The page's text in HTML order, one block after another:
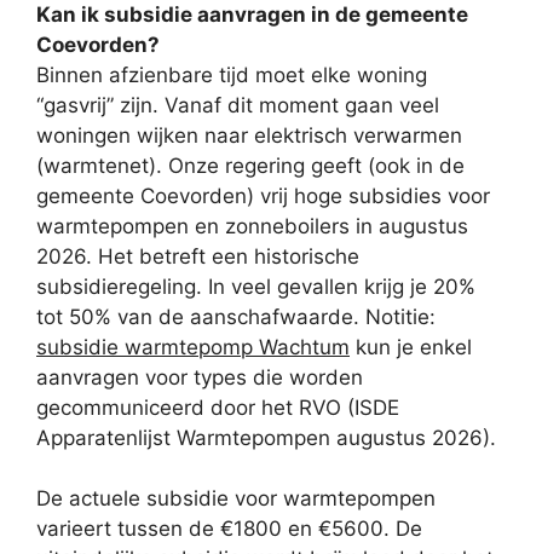
Kan ik subsidie aanvragen in de gemeente
Coevorden?
Binnen afzienbare tijd moet elke woning
“gasvrij” zijn. Vanaf dit moment gaan veel
woningen wijken naar elektrisch verwarmen
(warmtenet). Onze regering geeft (ook in de
gemeente Coevorden) vrij hoge subsidies voor
warmtepompen en zonneboilers in augustus
2026. Het betreft een historische
subsidieregeling. In veel gevallen krijg je 20%
tot 50% van de aanschafwaarde. Notitie:
subsidie warmtepomp Wachtum kun je enkel
aanvragen voor types die worden
gecommuniceerd door het RVO (ISDE
Apparatenlijst Warmtepompen augustus 2026).
De actuele subsidie voor warmtepompen
varieert tussen de €1800 en €5600. De